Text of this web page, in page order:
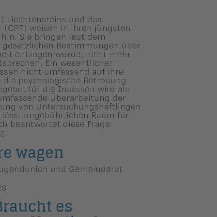
Liechtensteins und das
weisen in ihren jüngsten
Sie bringen laut dem
Bestimmungen über
entzogen wurde, nicht mehr
Ein wesentlicher
nicht umfassend auf ihre
psychologische Betreuung
für die Insassen wird als
Überarbeitung der
von Untersuchungshäftlingen
ungebührlichen Raum für
beantwortet diese Frage:
wagen
und Gemeinderat
es